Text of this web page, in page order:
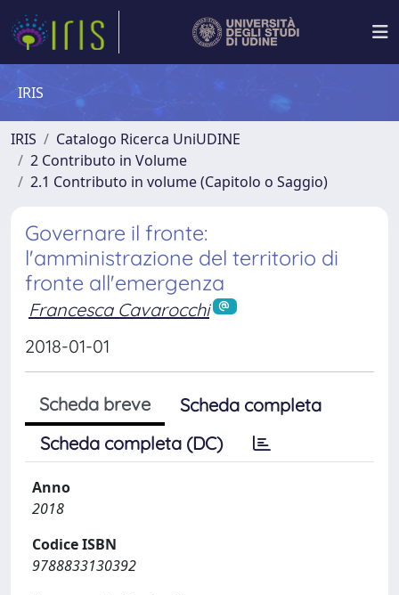
IRIS
IRIS
Catalogo Ricerca UniUDINE
2 Contributo in Volume
2.1 Contributo in volume (Capitolo o Saggio)
Governare il fronte:
l'amministrazione del territorio di
fronte all'emergenza
Francesca Cavarocchi
2018-01-01
Scheda breve
Scheda completa
Scheda completa (DC)
Anno
2018
Codice ISBN
9788833130392